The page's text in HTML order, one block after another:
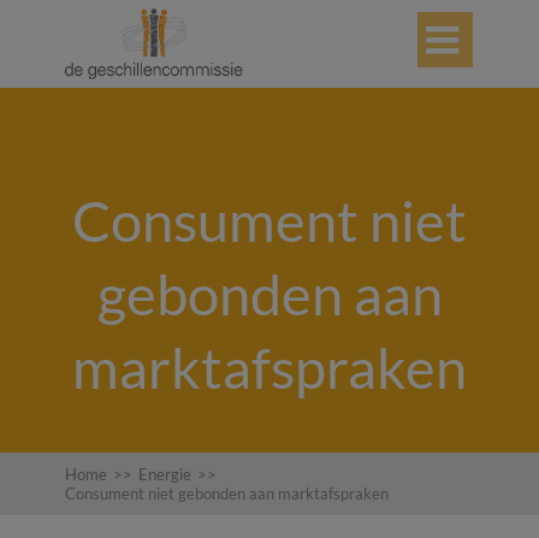

Consument niet
gebonden aan
marktafspraken
Home >> Energie >>
Consument niet gebonden aan marktafspraken